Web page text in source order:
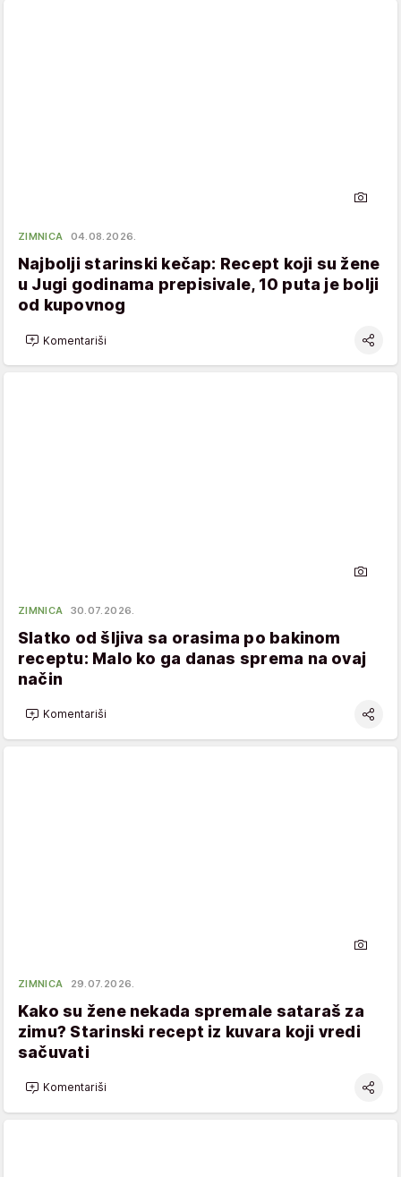
ZIMNICA 04.08.2026.
Najbolji starinski kečap: Recept koji su žene
u Jugi godinama prepisivale, 10 puta je bolji
od kupovnog
Komentariši
ZIMNICA 30.07.2026.
Slatko od šljiva sa orasima po bakinom
receptu: Malo ko ga danas sprema na ovaj
način
Komentariši
ZIMNICA 29.07.2026.
Kako su žene nekada spremale sataraš za
zimu? Starinski recept iz kuvara koji vredi
sačuvati
Komentariši